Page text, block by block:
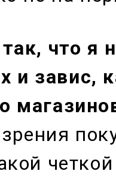
что я
и завис,